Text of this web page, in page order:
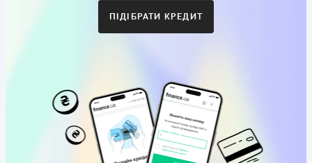
Коли друг реєструється та отримує перший кредит
Бронзовий призер FinAwards 2026 «Найкраща програма
лояльності»
Перший займ
вiд 0,01%/день до 30 000 ₴
ПІДІБРАТИ КРЕДИТ